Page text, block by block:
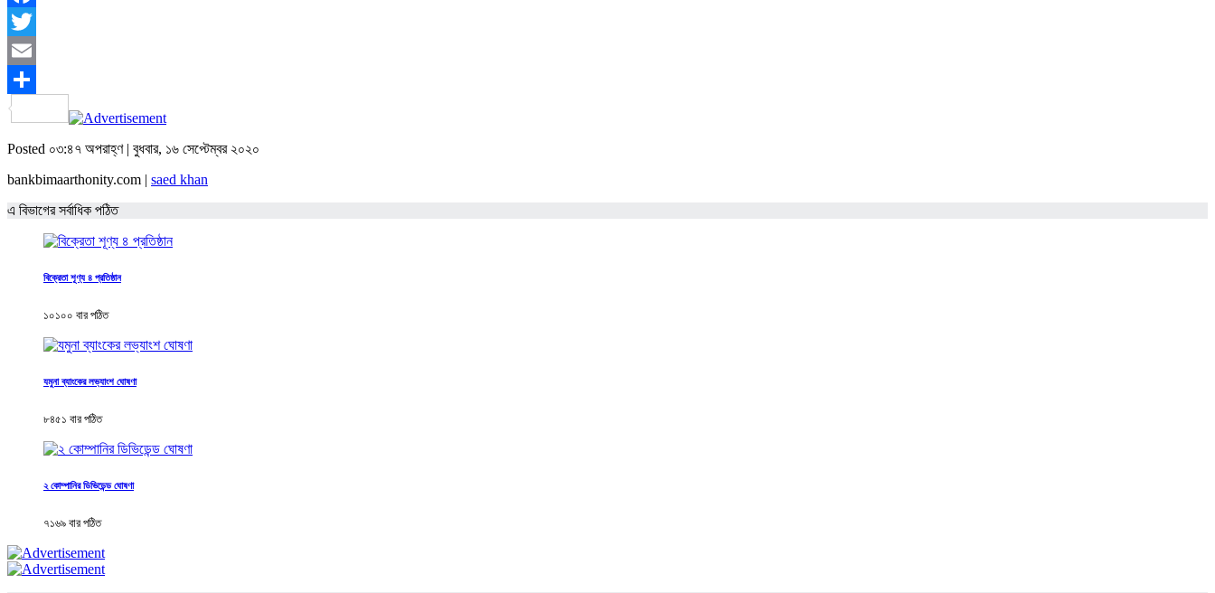
Facebook
Twitter
Email
Share
Posted ০৩:৪৭ অপরাহ্ণ | বুধবার, ১৬ সেপ্টেম্বর ২০২০
bankbimaarthonity.com | saed khan
এ বিভাগের সর্বাধিক পঠিত
বিক্রেতা শূণ্য ৪ প্রতিষ্ঠান
১০১০০ বার পঠিত
যমুনা ব্যাংকের লভ্যাংশ ঘোষণা
৮৪৫১ বার পঠিত
২ কোম্পানির ডিভিডেন্ড ঘোষণা
৭১৬৯ বার পঠিত